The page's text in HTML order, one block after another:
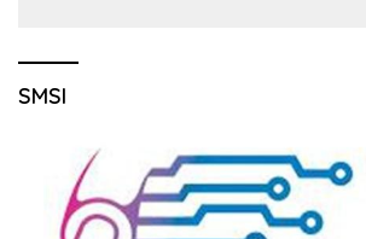
SMSI